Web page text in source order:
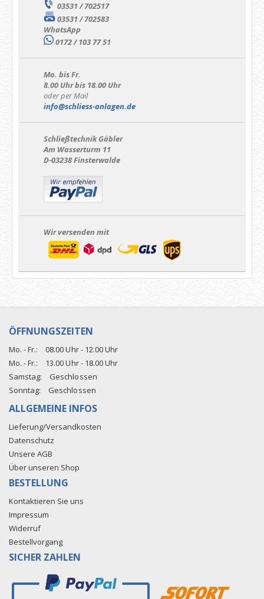
03531 / 702517
03531 / 702583
WhatsApp
0172 / 103 77 51
Mo. bis Fr.
8.00 Uhr bis 18.00 Uhr
oder per Mail
info@schliess-anlagen.de
Schließtechnik Gäbler
Am Wasserturm 11
D-03238 Finsterwalde
Wir versenden mit
ÖFFNUNGSZEITEN
Mo. - Fr.:
08.00 Uhr - 12.00 Uhr
Mo. - Fr.:
13.00 Uhr - 18.00 Uhr
Samstag:
Geschlossen
Sonntag:
Geschlossen
ALLGEMEINE INFOS
Lieferung/Versandkosten
Datenschutz
Unsere AGB
Über unseren Shop
BESTELLUNG
Kontaktieren Sie uns
Impressum
Widerruf
Bestellvorgang
SICHER ZAHLEN